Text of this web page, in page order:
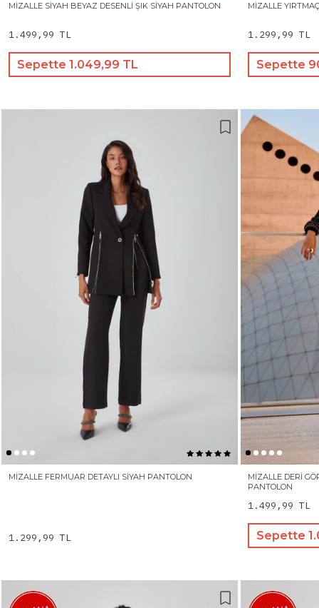
MIZALLE SIYAH BEYAZ DESENLI ŞIK SIYAH PANTOLON
1.499,99 TL
Sepette 1.049,99 TL
MIZALLE
1.299,99 TL
Sepette
MIZALLE FERMUAR DETAYLI SIYAH PANTOLON
1.299,99 TL
MIZALLE DERI
PANTOLON
1.499,99 TL
Sepette